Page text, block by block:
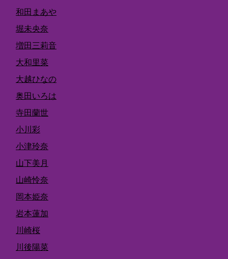
和田まあや
堀未央奈
増田三莉音
大和里菜
大越ひなの
奥田いろは
寺田蘭世
小川彩
小津玲奈
山下美月
山崎怜奈
岡本姫奈
岩本蓮加
川崎桜
川後陽菜